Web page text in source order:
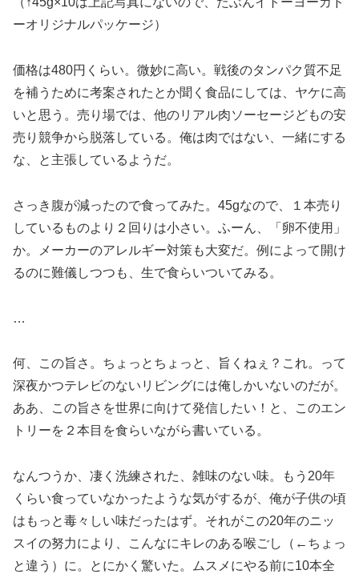
ーオリジナルパッケージ）
価格は480円くらい。微妙に高い。戦後のタンパク質不足
を補うために考案されたとか聞く食品にしては、ヤケに高
いと思う。売り場では、他のリアル肉ソーセージどもの安
売り競争から脱落している。俺は肉ではない、一緒にする
な、と主張しているようだ。
さっき腹が減ったので食ってみた。45gなので、１本売り
しているものより２回りは小さい。ふーん、「卵不使用」
か。メーカーのアレルギー対策も大変だ。例によって開け
るのに難儀しつつも、生で食らいついてみる。
…
何、この旨さ。ちょっとちょっと、旨くねぇ？これ。って
深夜かつテレビのないリビングには俺しかいないのだが。
ああ、この旨さを世界に向けて発信したい！と、このエン
トリーを２本目を食らいながら書いている。
なんつうか、凄く洗練された、雑味のない味。もう20年
くらい食っていなかったような気がするが、俺が子供の頃
はもっと毒々しい味だったはず。それがこの20年のニッ
スイの努力により、こんなにキレのある喉ごし（←ちょっ
と違う）に。とにかく驚いた。ムスメにやる前に10本全